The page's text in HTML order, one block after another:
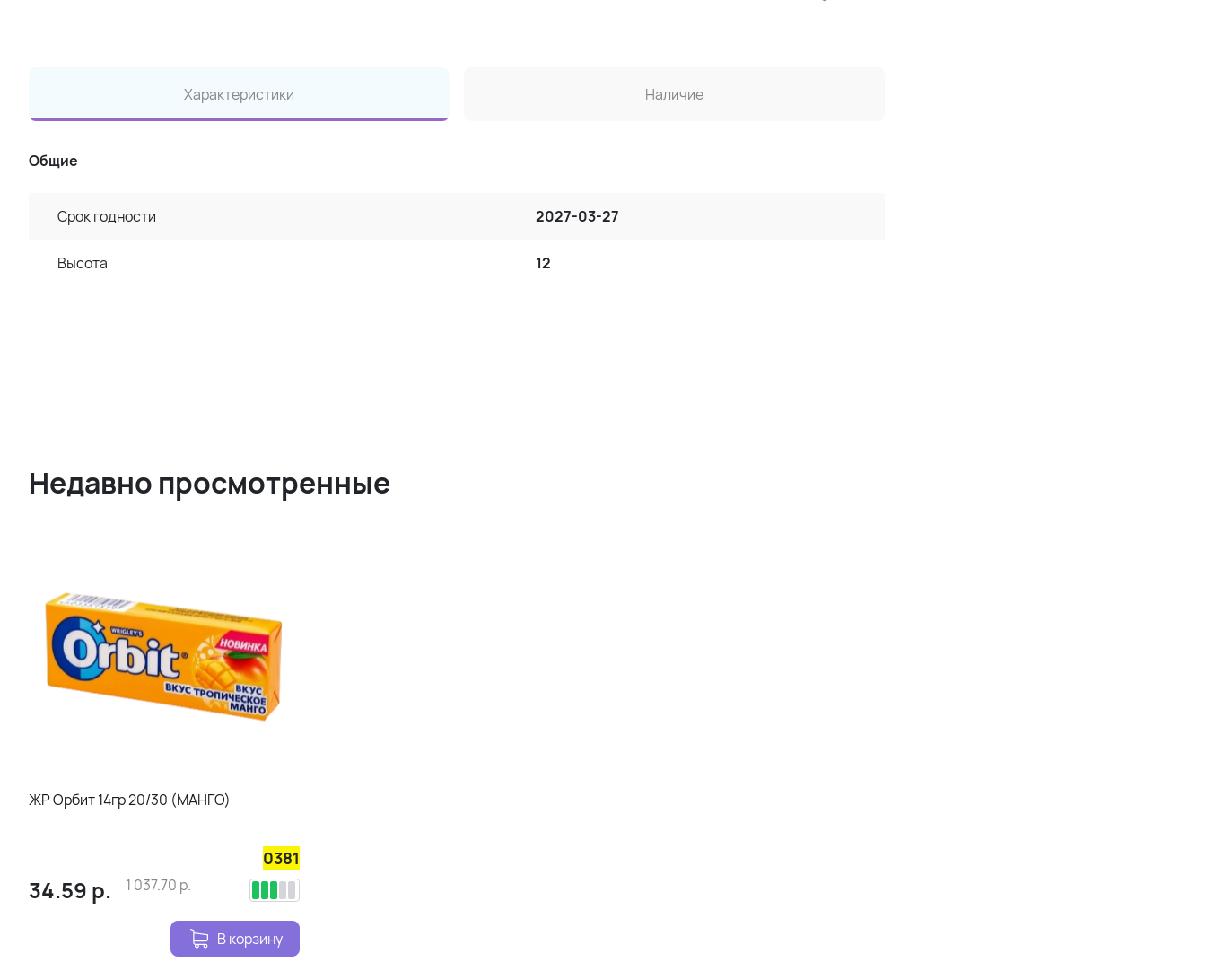
Характеристики Наличие
Общие
Срок годности 2027-03-27
Высота 12
Недавно просмотренные
ЖР Орбит 14гр 20/30 (МАНГО)
0381
34.59 р. 1 037.70 р.
В корзину